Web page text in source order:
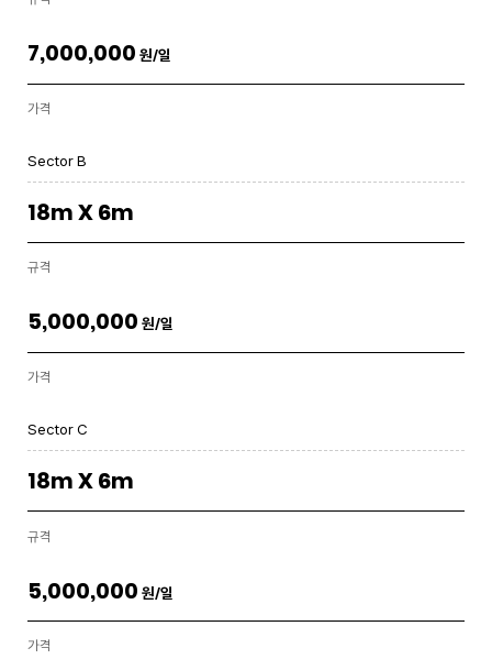
7,000,000 원/일
가격
Sector B
18m X 6m
규격
5,000,000 원/일
가격
Sector C
18m X 6m
규격
5,000,000 원/일
가격